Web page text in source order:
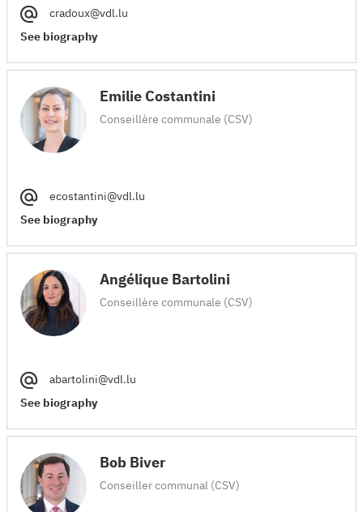
cradoux@vdl.lu
See biography
Emilie Costantini
Conseillère communale (CSV)
ecostantini@vdl.lu
See biography
Angélique Bartolini
Conseillère communale (CSV)
abartolini@vdl.lu
See biography
Bob Biver
Conseiller communal (CSV)